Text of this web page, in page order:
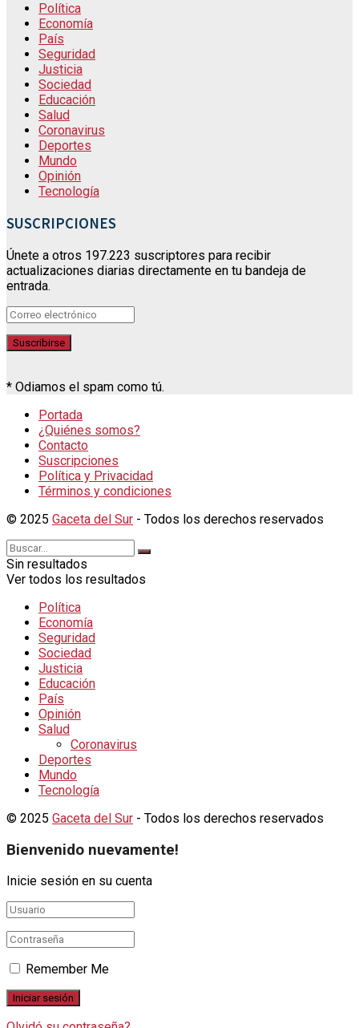
Política
Economía
País
Seguridad
Justicia
Sociedad
Educación
Salud
Coronavirus
Deportes
Mundo
Opinión
Tecnología
SUSCRIPCIONES
Únete a otros 197.223 suscriptores para recibir
actualizaciones diarias directamente en tu bandeja de
entrada.
* Odiamos el spam como tú.
Portada
¿Quiénes somos?
Contacto
Suscripciones
Política y Privacidad
Términos y condiciones
© 2025 Gaceta del Sur - Todos los derechos reservados
Sin resultados
Ver todos los resultados
Política
Economía
Seguridad
Sociedad
Justicia
Educación
País
Opinión
Salud
Coronavirus
Deportes
Mundo
Tecnología
© 2025 Gaceta del Sur - Todos los derechos reservados
Bienvenido nuevamente!
Inicie sesión en su cuenta
Remember Me